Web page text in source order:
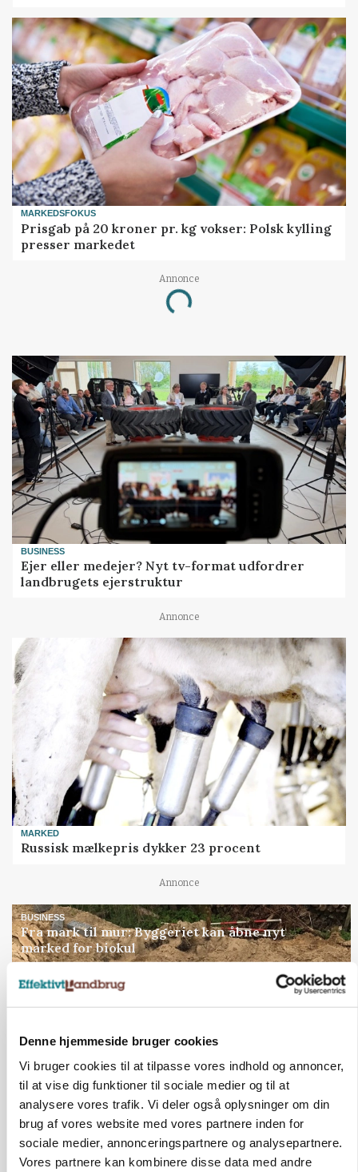
Denne hjemmeside bruger cookies
Vi bruger cookies til at tilpasse vores indhold og annoncer,
til at vise dig funktioner til sociale medier og til at
analysere vores trafik. Vi deler også oplysninger om din
brug af vores website med vores partnere inden for
sociale medier, annonceringspartnere og analysepartnere.
Vores partnere kan kombinere disse data med andre
MARKEDSFOKUS
Prisgab på 20 kroner pr. kg vokser: Polsk kylling
presser markedet
Annonce
Loading...
BUSINESS
Ejer eller medejer? Nyt tv-format udfordrer
landbrugets ejerstruktur
Annonce
MARKED
Russisk mælkepris dykker 23 procent
Annonce
BUSINESS
Fra mark til mur: Byggeriet kan åbne nyt
marked for biokul
Loading...